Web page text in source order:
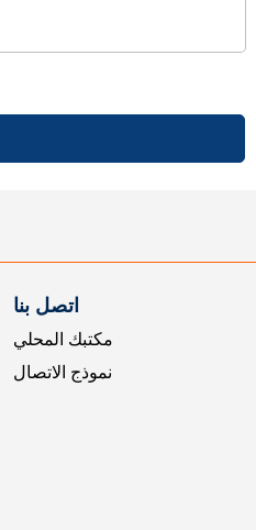
اتصل بنا
مكتبك المحلي
نموذج الاتصال